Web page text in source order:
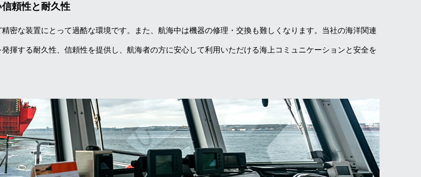
頼性と耐久性
密な装置にとって過酷な環境です。また、航海中は機器の修理・交換も難しくなります。当社の海洋関連
揮する耐久性、信頼性を提供し、航海者の方に安心して利用いただける海上コミュニケーションと安全を